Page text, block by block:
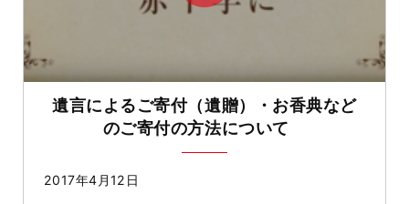
遺言によるご寄付（遺贈）・お香典など
のご寄付の方法について
2017年4月12日